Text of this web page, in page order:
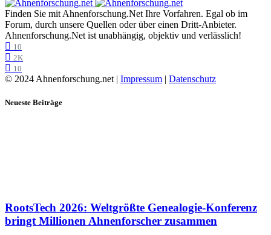
Finden Sie mit Ahnenforschung.Net Ihre Vorfahren. Egal ob im
Forum, durch unsere Quellen oder über einen Dritt-Anbieter.
Ahnenforschung.Net ist unabhängig, objektiv und verlässlich!
10
2K
10
© 2024 Ahnenforschung.net | Impressum | Datenschutz
Neueste Beiträge
RootsTech 2026: Weltgrößte Genealogie-Konferenz
bringt Millionen Ahnenforscher zusammen